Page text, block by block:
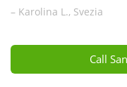
– Karolina L., Svezia
Call